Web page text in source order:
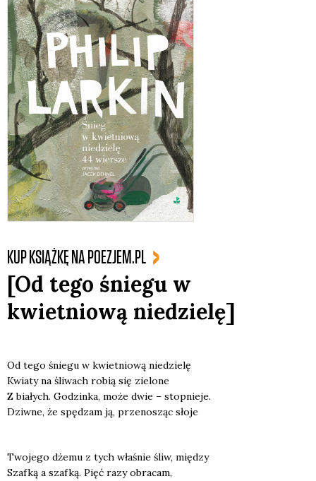
KUP KSIĄŻKĘ NA POEZJEM.PL
[Od tego śniegu w
kwietniową niedzielę]
Od tego śnie­gu w kwiet­nio­wą nie­dzie­lę
Kwia­ty na śli­wach robią się zie­lo­ne
Z bia­łych. Godzin­ka, może dwie – stop­nie­je.
Dziw­ne, że spę­dzam ją, prze­no­sząc sło­je
Two­je­go dże­mu z tych wła­śnie śliw, mię­dzy
Szaf­ką a szaf­ką. Pięć razy obra­cam,